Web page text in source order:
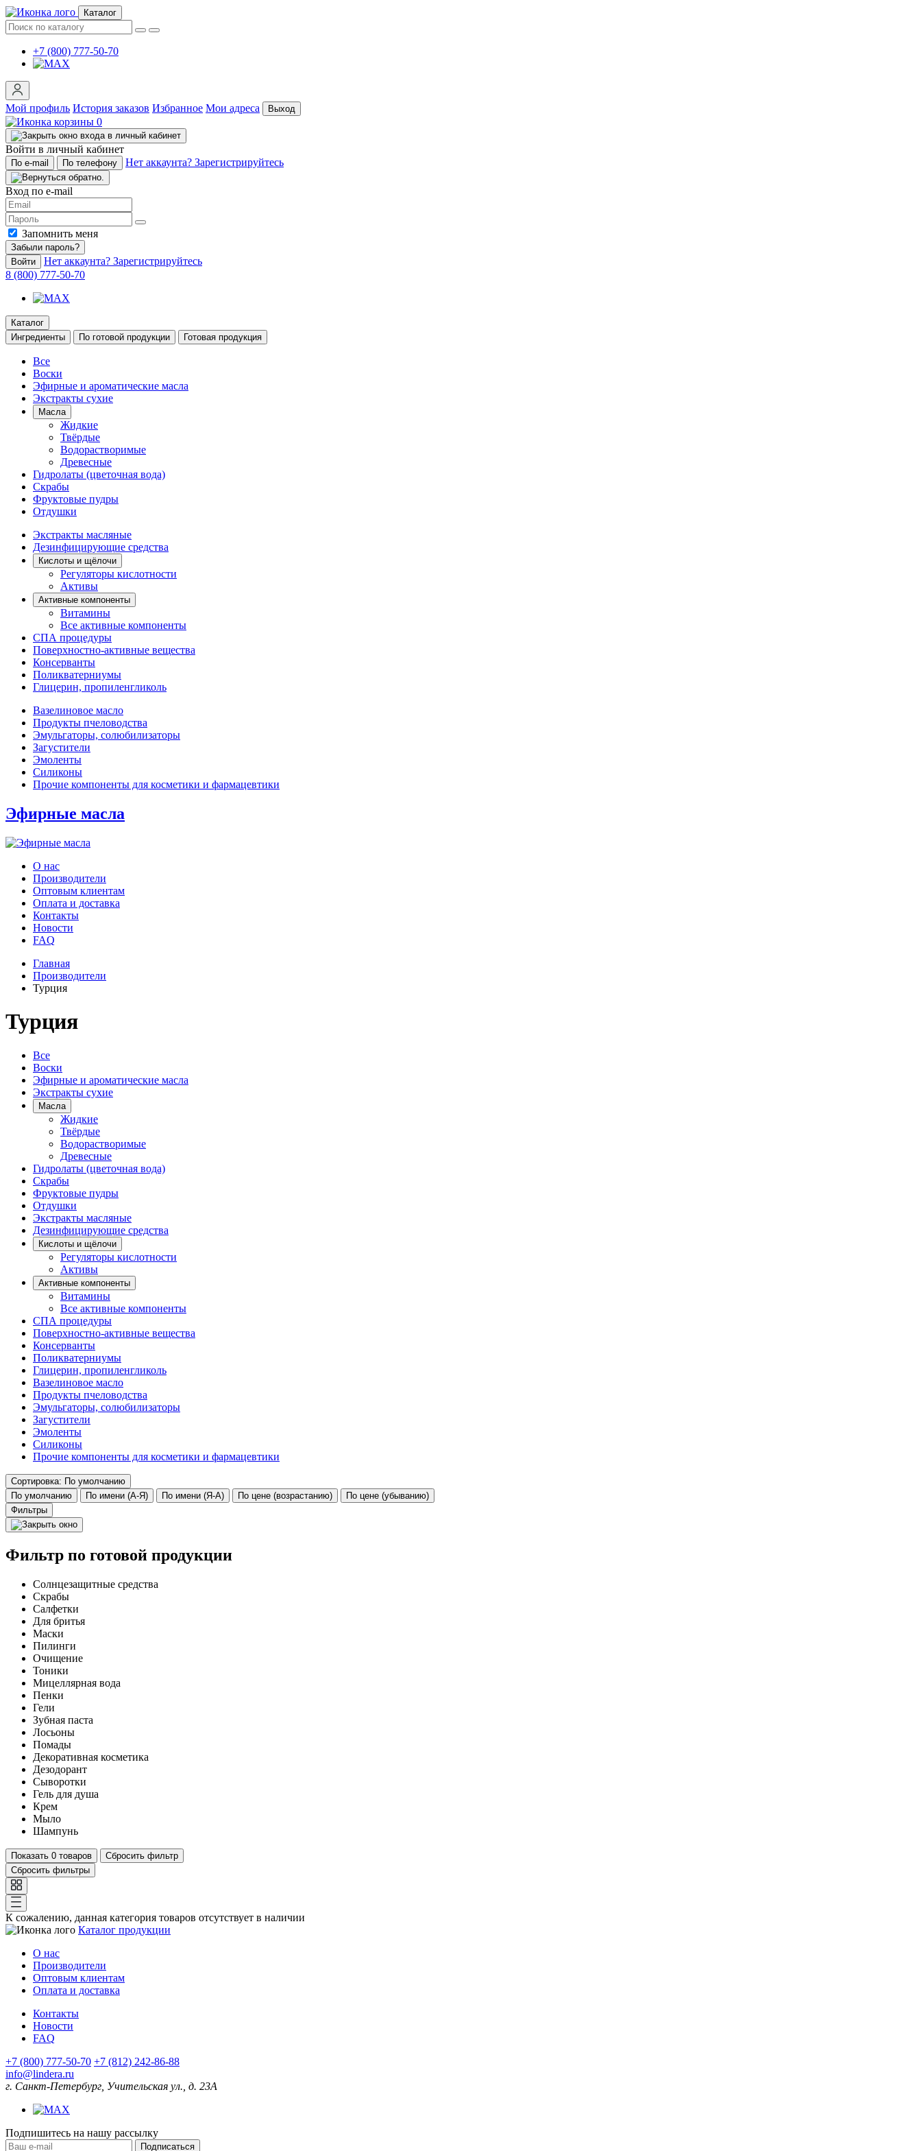
Каталог
+7 (800) 777-50-70
Мой профиль История заказов Избранное Мои адреса Выход
0
Войти в личный кабинет
По e-mail По телефону Нет аккаунта? Зарегистрируйтесь
Вход по e-mail
Запомнить меня
Забыли пароль?
Войти
Нет аккаунта? Зарегистрируйтесь
8 (800) 777-50-70
Каталог
Ингредиенты
По готовой продукции Готовая продукция
Все
Воски
Эфирные и ароматические масла
Экстракты сухие
Масла
Жидкие
Твёрдые
Водорастворимые
Древесные
Гидролаты (цветочная вода)
Скрабы
Фруктовые пудры
Отдушки
Экстракты масляные
Дезинфицирующие средства
Кислоты и щёлочи
Регуляторы кислотности
Активы
Активные компоненты
Витамины
Все активные компоненты
СПА процедуры
Поверхностно-активные вещества
Консерванты
Поликватерниумы
Глицерин, пропиленгликоль
Вазелиновое масло
Продукты пчеловодства
Эмульгаторы, солюбилизаторы
Загустители
Эмоленты
Силиконы
Прочие компоненты для косметики и фармацевтики
Эфирные масла
О нас
Производители
Оптовым клиентам
Оплата и доставка
Контакты
Новости
FAQ
Главная
Производители
Турция
Турция
Все
Воски
Эфирные и ароматические масла
Экстракты сухие
Масла
Жидкие
Твёрдые
Водорастворимые
Древесные
Гидролаты (цветочная вода)
Скрабы
Фруктовые пудры
Отдушки
Экстракты масляные
Дезинфицирующие средства
Кислоты и щёлочи
Регуляторы кислотности
Активы
Активные компоненты
Витамины
Все активные компоненты
СПА процедуры
Поверхностно-активные вещества
Консерванты
Поликватерниумы
Глицерин, пропиленгликоль
Вазелиновое масло
Продукты пчеловодства
Эмульгаторы, солюбилизаторы
Загустители
Эмоленты
Силиконы
Прочие компоненты для косметики и фармацевтики
Сортировка: По умолчанию
По умолчанию
По имени (А-Я) По имени (Я-А) По цене (возрастанию)
По цене (убыванию)
Фильтры
Фильтр по готовой продукции
Солнцезащитные средства
Скрабы
Салфетки
Для бритья
Маски
Пилинги
Очищение
Тоники
Мицеллярная вода
Пенки
Гели
Зубная паста
Лосьоны
Помады
Декоративная косметика
Дезодорант
Сыворотки
Гель для душа
Крем
Мыло
Шампунь
Показать 0 товаров
Сбросить фильтр
Сбросить фильтры
К сожалению, данная категория товаров отсутствует в наличии
Каталог продукции
О нас
Производители
Оптовым клиентам
Оплата и доставка
Контакты
Новости
FAQ
+7 (800) 777-50-70 +7 (812) 242-86-88
info@lindera.ru
г. Санкт-Петербург, Учительская ул., д. 23А
Подпишитесь на нашу рассылку
Подписаться